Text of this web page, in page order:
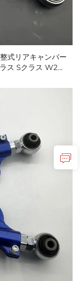
式リアキャンバー
ス Sクラス W203